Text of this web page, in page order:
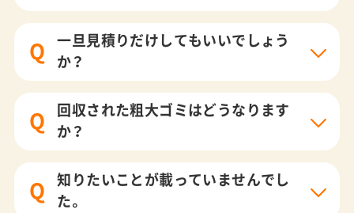
Q
一旦見積りだけしてもいいでしょう
か？
Q
回収された粗大ゴミはどうなります
か？
Q
知りたいことが載っていませんでし
た。